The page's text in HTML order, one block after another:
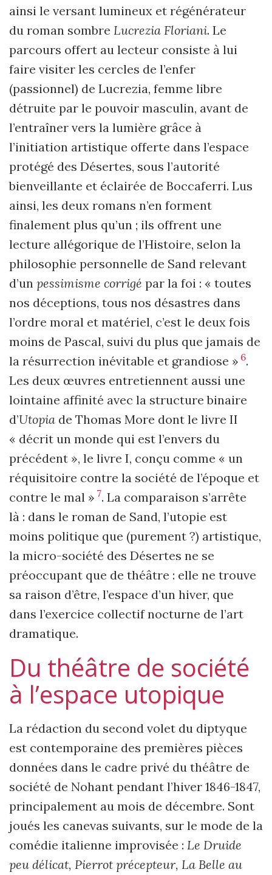
ainsi le versant lumineux et régénérateur
du roman sombre Lucrezia Floriani. Le
parcours offert au lecteur consiste à lui
faire visiter les cercles de l’enfer
(passionnel) de Lucrezia, femme libre
détruite par le pouvoir masculin, avant de
l’entraîner vers la lumière grâce à
l’initiation artistique offerte dans l’espace
protégé des Désertes, sous l’autorité
bienveillante et éclairée de Boccaferri. Lus
ainsi, les deux romans n’en forment
finalement plus qu’un ; ils offrent une
lecture allégorique de l’Histoire, selon la
philosophie personnelle de Sand relevant
d’un pessimisme corrigé par la foi : « toutes
nos déceptions, tous nos désastres dans
l’ordre moral et matériel, c’est le deux fois
moins de Pascal, suivi du plus que jamais de
la résurrection inévitable et grandiose » 6.
Les deux œuvres entretiennent aussi une
lointaine affinité avec la structure binaire
d’Utopia de Thomas More dont le livre II
« décrit un monde qui est l’envers du
précédent », le livre I, conçu comme « un
réquisitoire contre la société de l’époque et
contre le mal » 7. La comparaison s’arrête
là : dans le roman de Sand, l’utopie est
moins politique que (purement ?) artistique,
la micro-société des Désertes ne se
préoccupant que de théâtre : elle ne trouve
sa raison d’être, l’espace d’un hiver, que
dans l’exercice collectif nocturne de l’art
dramatique.
Du théâtre de société
à l’espace utopique
La rédaction du second volet du diptyque
est contemporaine des premières pièces
données dans le cadre privé du théâtre de
société de Nohant pendant l’hiver 1846-1847,
principalement au mois de décembre. Sont
joués les canevas suivants, sur le mode de la
comédie italienne improvisée : Le Druide
peu délicat, Pierrot précepteur, La Belle au